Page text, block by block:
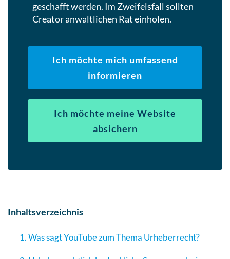
geschafft werden. Im Zweifelsfall sollten
Creator anwaltlichen Rat einholen.
Ich möchte mich umfassend
informieren
Ich möchte meine Website
absichern
Inhaltsverzeichnis
1. Was sagt YouTube zum Thema Urheberrecht?